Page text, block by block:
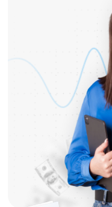
Чек-лист«7
наведению
финансах
Подарок